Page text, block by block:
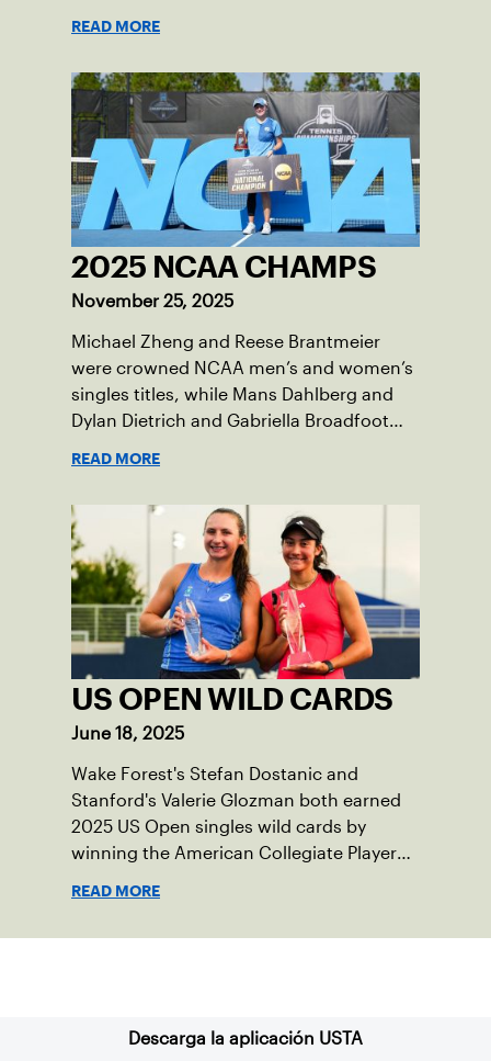
READ MORE
2025 NCAA CHAMPS
November 25, 2025
Michael Zheng and Reese Brantmeier
were crowned NCAA men’s and women’s
singles titles, while Mans Dahlberg and
Dylan Dietrich and Gabriella Broadfoot
READ MORE
US OPEN WILD CARDS
June 18, 2025
Wake Forest's Stefan Dostanic and
Stanford's Valerie Glozman both earned
2025 US Open singles wild cards by
winning the American Collegiate Player
READ MORE
Descarga la aplicación USTA